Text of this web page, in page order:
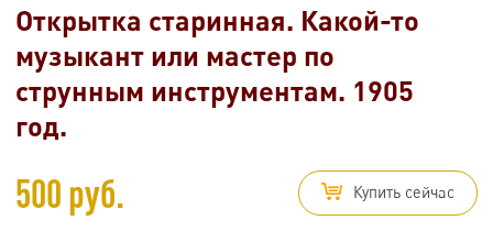
Открытка старинная. Какой-то
музыкант или мастер по
струнным инструментам. 1905
год.
500 руб. Купить сейчас